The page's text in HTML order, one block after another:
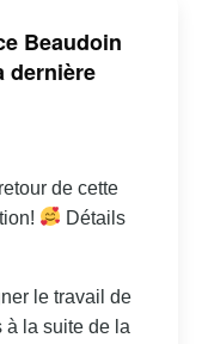
Beaudoin
dernière
de cette
Détails
le travail de
à la suite de la